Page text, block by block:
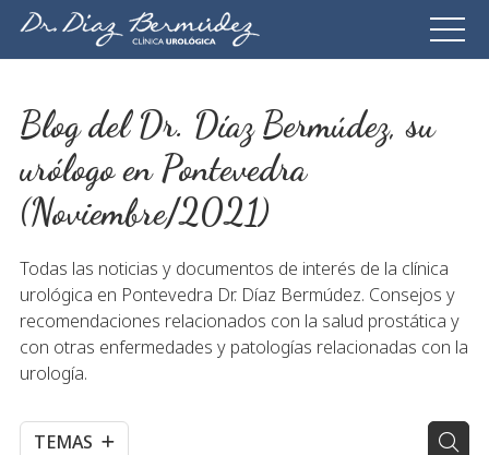
Blog del Dr. Díaz Bermúdez, su
urólogo en Pontevedra
(Noviembre/2021)
Todas las noticias y documentos de interés de la clínica
urológica en Pontevedra Dr. Díaz Bermúdez. Consejos y
recomendaciones relacionados con la salud prostática y
con otras enfermedades y patologías relacionadas con la
urología.
TEMAS